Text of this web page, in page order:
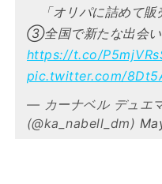
「オリパに詰めて販
③全国で新たな出会
https://t.co/
pic.twitter.com/
— カーナベル デュエ
(@ka_nabell_dm)